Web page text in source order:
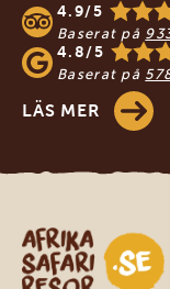
4.9/5
Baserat på
4.8/5
Baserat på
LÄS MER
Safari-resor i Afrika